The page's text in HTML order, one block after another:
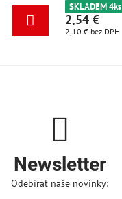
SKLADEM 4ks
2,54 €
2,10 € bez DPH
Newsletter
Odebírat naše novinky: